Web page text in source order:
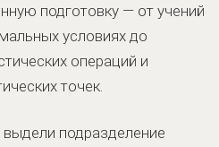
подготовку — от учений
условиях до
операций и
точек.
подразделение